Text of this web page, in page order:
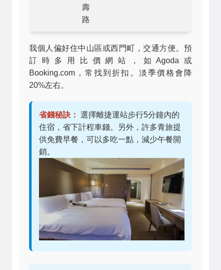
壽
路
我個人偏好住中山區或西門町，交通方便。預
訂時多用比價網站，如Agoda或
Booking.com，常找到折扣。淡季價格會降
20%左右。
省錢秘訣： 選擇離捷運站步行5分鐘內的
住宿，省下計程車錢。另外，許多青旅提
供免費早餐，可以多吃一點，減少午餐開
銷。